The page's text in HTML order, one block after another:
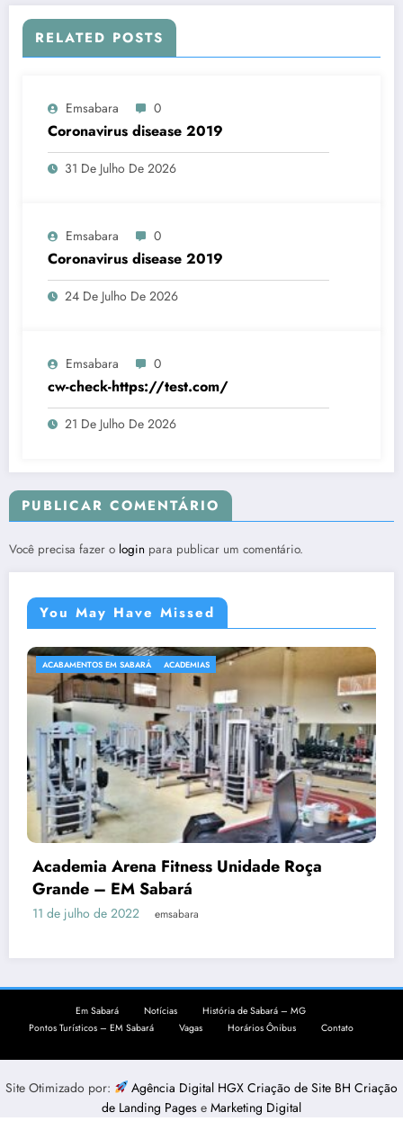
RELATED POSTS
Emsabara 0
Coronavirus disease 2019
31 De Julho De 2026
Emsabara 0
Coronavirus disease 2019
24 De Julho De 2026
Emsabara 0
cw-check-https://test.com/
21 De Julho De 2026
PUBLICAR COMENTÁRIO
Você precisa fazer o login para publicar um comentário.
You May Have Missed
ACABAMENTOS EM SABARÁ ACADEMIAS
Academia Arena Fitness Unidade Roça
Grande – EM Sabará
11 de julho de 2022 emsabara
Em Sabará Notícias
História de Sabará – MG
Pontos Turísticos – EM Sabará
Vagas Horários Ônibus Contato
Site Otimizado por: Agência Digital HGX Criação de Site BHCriação
de Landing Pages e Marketing Digital